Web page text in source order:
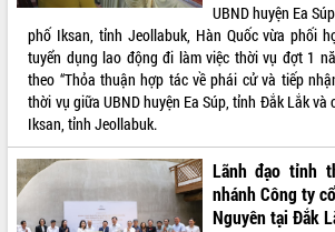
QUY HOẠCH - KẾ HOẠCH
UBND huyện Ea
phố Iksan, tỉnh Jeollabuk, Hàn Quốc vừa phối
tuyển dụng lao động đi làm việc thời vụ đợt 1
theo “Thỏa thuận hợp tác về phái cử và tiếp
thời vụ giữa UBND huyện Ea Súp, tỉnh Đắk Lắk
Iksan, tỉnh Jeollabuk.
Lãnh đạo tỉnh
nhánh Công ty
Nguyên tại Đắk